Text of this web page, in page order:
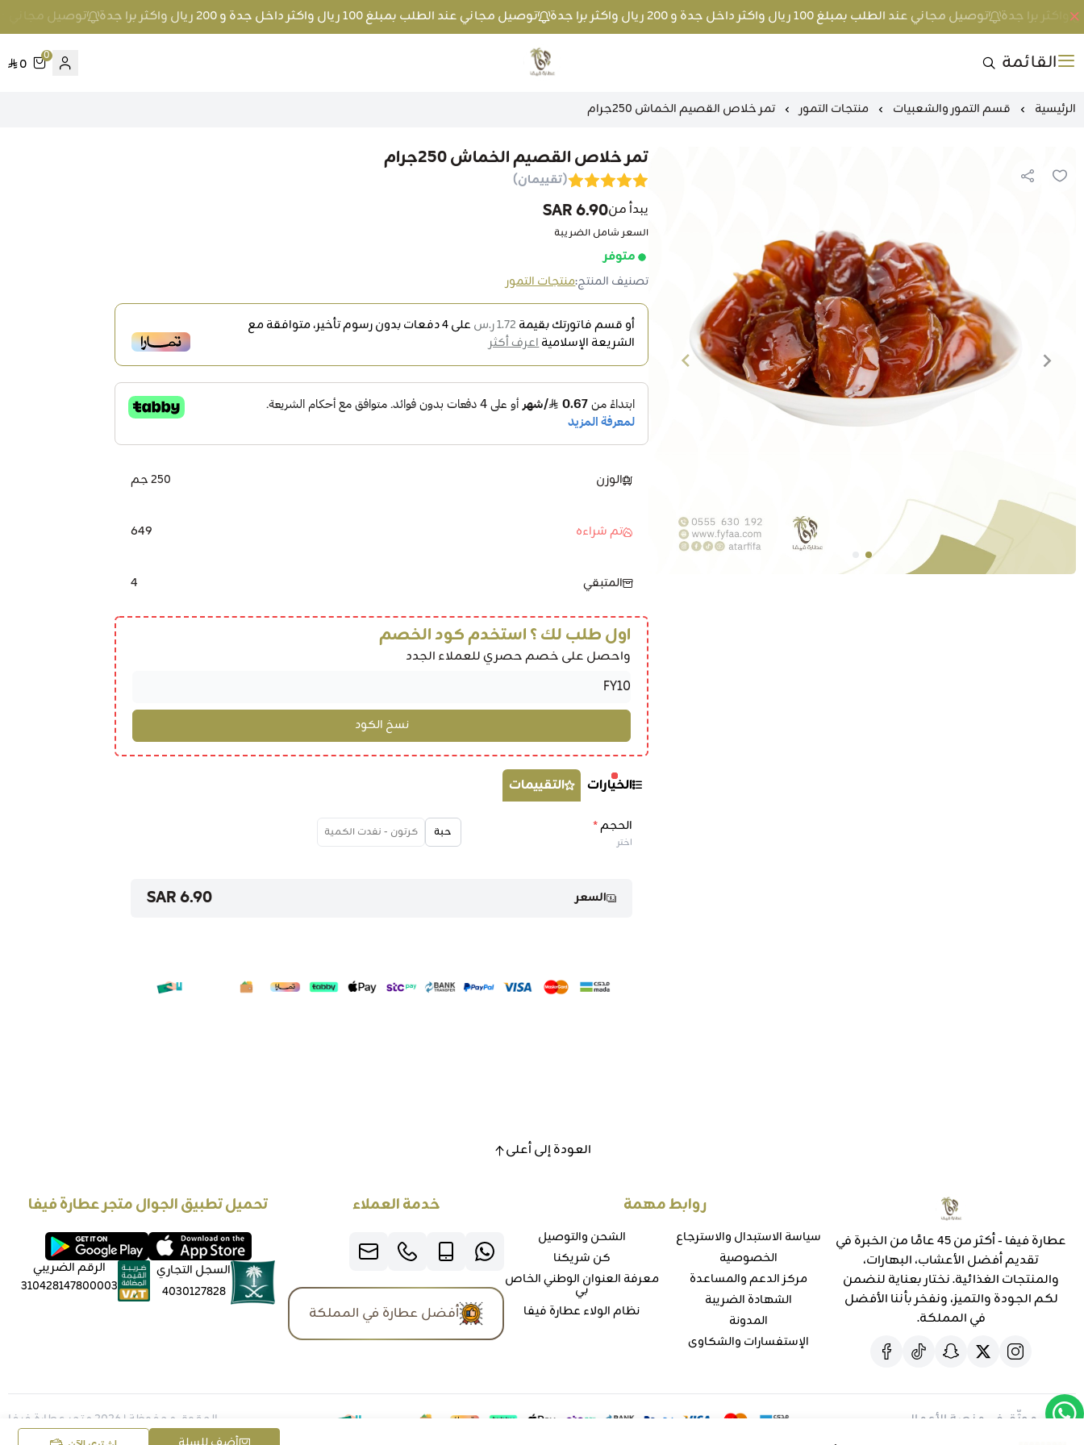
توصيل مجاني عند الطلب بمبلغ 100 ريال واكثر داخل جدة و 200 ريال واكثر برا جدة توصيل مجاني عند الطلب بمبلغ 100 ريال واكثر داخل جدة و 200 ريال واكثر برا جدة توصيل مجاني عند الطلب بمبلغ 100 ريال
القائمة متجر عطارة فيفا
0
0
الرئيسية قسم التمور والشعبيات منتجات التمور تمر خلاص القصيم الخماش 250جرام
تمر خلاص القصيم الخماش 250جرام
(تقييمان)
يبدأ من6.90 SAR
السعر شامل الضريبة
متوفر
تصنيف المنتج:منتجات التمور
أو قسم فاتورتك بقيمة 1.72 ر.س على4دفعات بدون رسوم تأخير، متوافقة مع
الشريعة الإسلاميةاعرف أكثر
الوزن 250 جم
تم شراءه 649
المتبقي 4
اول طلب لك ؟ استخدم كود الخصم
واحصل على خصم حصري للعملاء الجدد
الخيارات التقييمات
الحجم*
اختر
حبة كرتون - نفدت الكمية
السعر 6.90 SAR
العودة إلى أعلى
عطارة فيفا - أكثر من 45 عامًا من الخبرة في
تقديم أفضل الأعشاب، البهارات،
والمنتجات الغذائية. نختار بعناية لنضمن
لكم الجودة والتميز، ونفخر بأننا الأفضل
في المملكة.
روابط مهمة
سياسة الاستبدال والاسترجاع
الخصوصية
مركز الدعم والمساعدة
الشهادة الضريبة
المدونة
الإستفسارات والشكاوي
الشحن والتوصيل
كن شريكنا
معرفة العنوان الوطني الخاص
بي
نظام الولاء عطارة فيفا
خدمة العملاء
أفضل عطارة في المملكة
تحميل تطبيق الجوال متجر عطارة فيفا
السجل التجاري
4030127828
الرقم الضريبي
310428147800003
موثّق في منصة الأعمال الحقوق محفوظة | 2026 متجر عطارة فيفا